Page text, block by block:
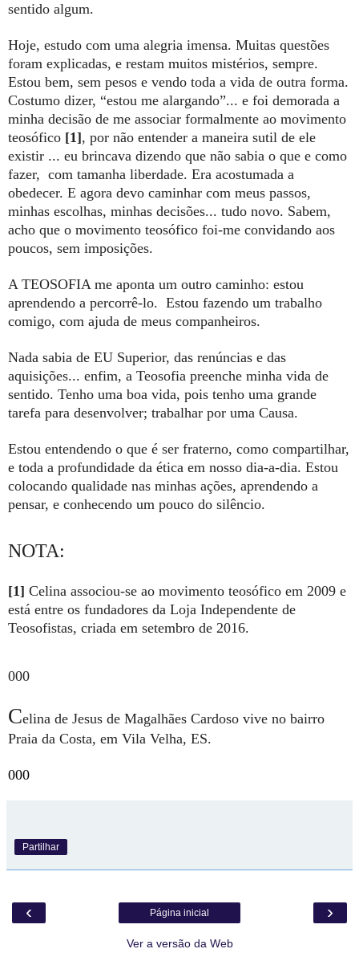
sentido algum.
Hoje, estudo com uma alegria imensa. Muitas questões
foram explicadas, e restam muitos mistérios, sempre.
Estou bem, sem pesos e vendo toda a vida de outra forma.
Costumo dizer, “estou me alargando”... e foi demorada a
minha decisão de me associar formalmente ao movimento
teosófico [1], por não entender a maneira sutil de ele
existir ... eu brincava dizendo que não sabia o que e como
fazer, com tamanha liberdade. Era acostumada a
obedecer. E agora devo caminhar com meus passos,
minhas escolhas, minhas decisões... tudo novo. Sabem,
acho que o movimento teosófico foi-me convidando aos
poucos, sem imposições.
A TEOSOFIA me aponta um outro caminho: estou
aprendendo a percorrê-lo. Estou fazendo um trabalho
comigo, com ajuda de meus companheiros.
Nada sabia de EU Superior, das renúncias e das
aquisições... enfim, a Teosofia preenche minha vida de
sentido. Tenho uma boa vida, pois tenho uma grande
tarefa para desenvolver; trabalhar por uma Causa.
Estou entendendo o que é ser fraterno, como compartilhar,
e toda a profundidade da ética em nosso dia-a-dia. Estou
colocando qualidade nas minhas ações, aprendendo a
pensar, e conhecendo um pouco do silêncio.
NOTA:
[1] Celina associou-se ao movimento teosófico em 2009 e
está entre os fundadores da Loja Independente de
Teosofistas, criada em setembro de 2016.
000
Celina de Jesus de Magalhães Cardoso vive no bairro
Praia da Costa, em Vila Velha, ES.
000
Partilhar
‹ ›
Página inicial
Ver a versão da Web